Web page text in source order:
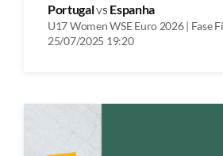
Portugalvs Espanha
U17 Women WSE Euro 2026 | Fase
25/07/2025 19:20